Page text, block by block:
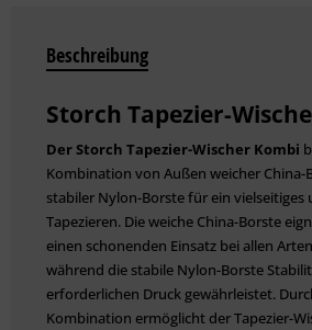
Beschreibung
Storch Tapezier-
Der Storch Tapezier-Wischer Kombi
Kombination von Außen weicher
stabiler Nylon-Borste für ein vielseitiges
Tapezieren. Die weiche China-Borste
einen schonenden Einsatz bei allen
während die stabile Nylon-Borste
erforderlichen Druck gewährleistet.
Kombination ermöglicht der Tapezier-